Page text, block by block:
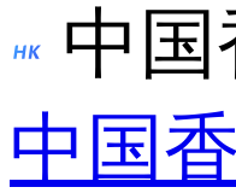
中
中国